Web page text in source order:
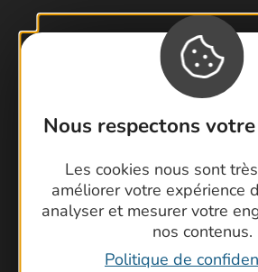
Nous respectons
Les cookies nous sont
améliorer votre expérience
analyser et mesurer votre
nos contenus.
Politique de
Foire aux
Brochures
Cartoguides et
Latitude